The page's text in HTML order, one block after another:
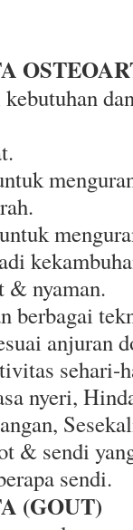
& nyaman.
berbagai
anjuran
sehari-
nyeri,
& sendi
sendi.
(GOUT)